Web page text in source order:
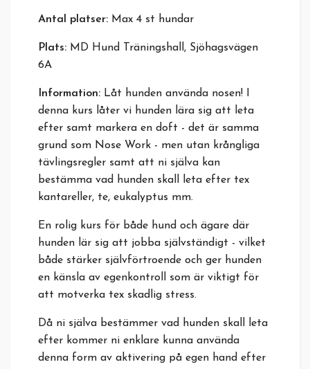
Antal platser: Max 4 st hundar
Plats: MD Hund Träningshall, Sjöhagsvägen
6A
Information: Låt hunden använda nosen! I
denna kurs låter vi hunden lära sig att leta
efter samt markera en doft - det är samma
grund som Nose Work - men utan krångliga
tävlingsregler samt att ni själva kan
bestämma vad hunden skall leta efter tex
kantareller, te, eukalyptus mm.
En rolig kurs för både hund och ägare där
hunden lär sig att jobba självständigt - vilket
både stärker självförtroende och ger hunden
en känsla av egenkontroll som är viktigt för
att motverka tex skadlig stress.
Då ni själva bestämmer vad hunden skall leta
efter kommer ni enklare kunna använda
denna form av aktivering på egen hand efter